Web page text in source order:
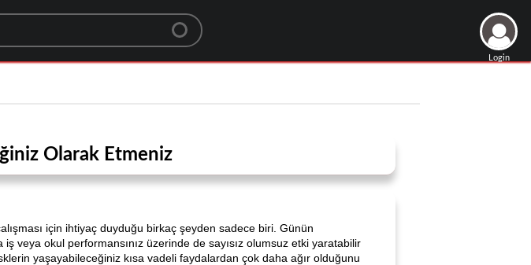
Login
Olarak Etmeniz
için ihtiyaç duyduğu birkaç şeyden sadece biri. Günün
veya okul performansınız üzerinde de sayısız olumsuz etki yaratabilir
yaşayabileceğiniz kısa vadeli faydalardan çok daha ağır olduğunu